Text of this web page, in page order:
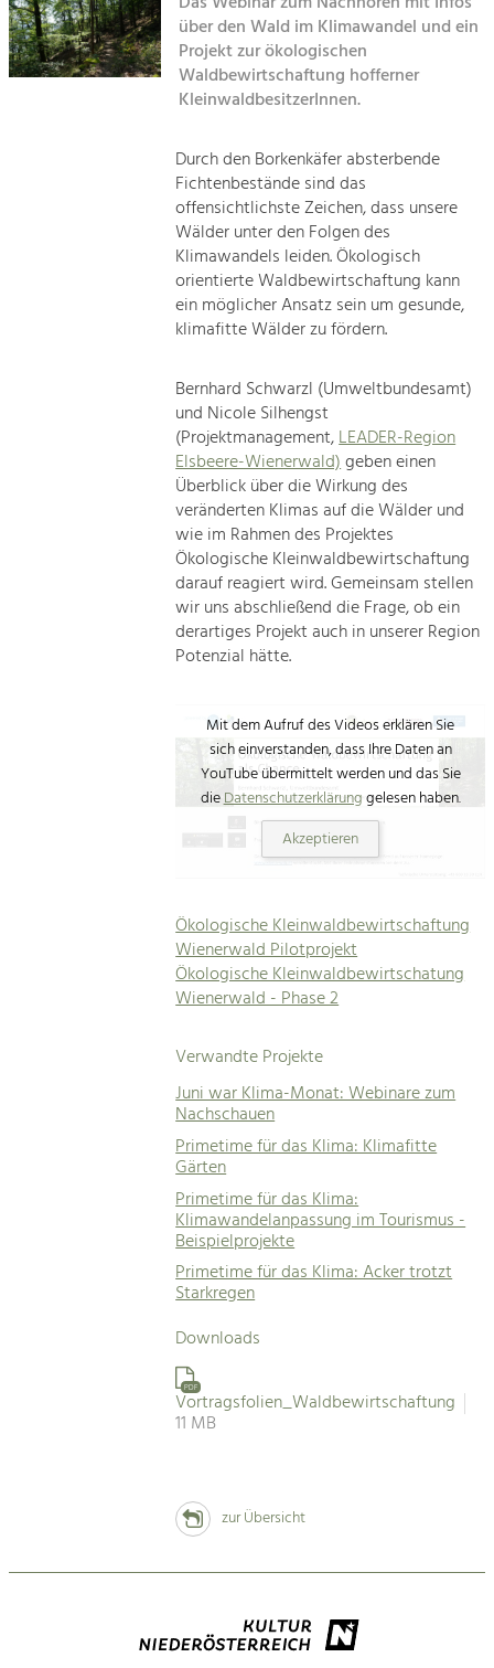
Kirchen am Fluss
Tourismus
Angebotsentwicklung und
Kunst & Kultur
Handwerk, Wissenschaft und Forschung.
Soziales, Bildung &
Gleichberechtigung, Jugend und
Mobilität & Energie
erneuerbare Energie
Steigerung regionaler Wertschöpfung
über den Wald im Klimawandel und ein
Projekt zur ökologischen
Waldbewirtschaftung hofferner
KleinwaldbesitzerInnen.
Durch den Borkenkäfer absterbende
Fichtenbestände sind das
offensichtlichste Zeichen, dass unsere
Wälder unter den Folgen des
Klimawandels leiden. Ökologisch
orientierte Waldbewirtschaftung kann
ein möglicher Ansatz sein um gesunde,
klimafitte Wälder zu fördern.
Bernhard Schwarzl (Umweltbundesamt)
und Nicole Silhengst
(Projektmanagement,LEADER-Region
Elsbeere-Wienerwald)geben einen
Überblick über die Wirkung des
veränderten Klimas auf die Wälder und
wie im Rahmen des Projektes
Ökologische Kleinwaldbewirtschaftung
darauf reagiert wird. Gemeinsam stellen
wir uns abschließend die Frage, ob ein
derartiges Projekt auch in unserer Region
Potenzial hätte.
Mit dem Aufruf des Videos erklären Sie
sich einverstanden, dass Ihre Daten an
YouTube übermittelt werden und das Sie
dieDatenschutzerklärunggelesen haben.
Akzeptieren
Ökologische Kleinwaldbewirtschaftung
Wienerwald Pilotprojekt
Ökologische Kleinwaldbewirtschatung
Wienerwald - Phase 2
Verwandte Projekte
Juni war Klima-Monat: Webinare zum
Nachschauen
Primetime für das Klima: Klimafitte
Gärten
Primetime für das Klima:
Klimawandelanpassung im Tourismus -
Beispielprojekte
Primetime für das Klima: Acker trotzt
Starkregen
Downloads
PDF
Vortragsfolien_Waldbewirtschaftung
11 MB
zur Übersicht